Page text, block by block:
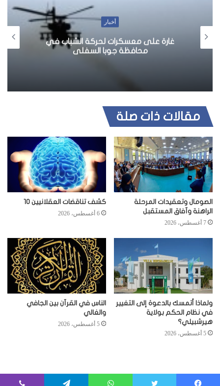
مشكلة إدمان المخدرات في مقديشو
مقالات ذات صلة
الصومال وتعقيدات المرحلة
الراهنة وآفاق المستقبل
7 أغسطس، 2026
كشف تناقضات العقلانيين 10
6 أغسطس، 2026
ولماذا أتمسك بالدعوة إلى التغيير
في نظام الحكم بولاية
هيرشبيلي؟
5 أغسطس، 2026
الناس في القرآن بين الجافي
والغالي
5 أغسطس، 2026